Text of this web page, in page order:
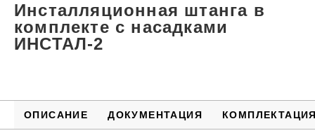
Инсталляционная штанга в
комплекте с насадками
ИНСТАЛ-2
ОПИСАНИЕ ДОКУМЕНТАЦИЯ